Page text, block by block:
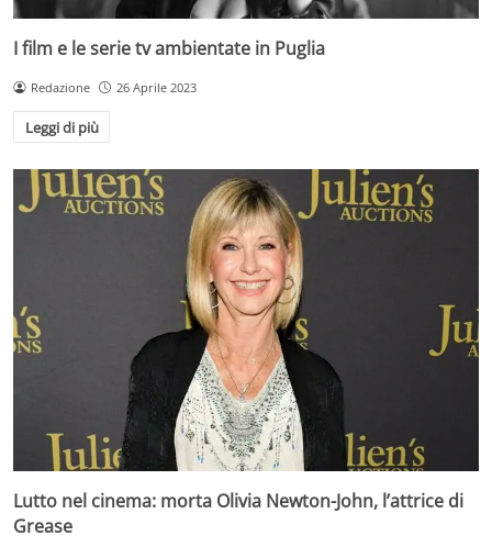
I film e le serie tv ambientate in Puglia
Redazione 26 Aprile 2023
Leggi di più
Lutto nel cinema: morta Olivia Newton-John, l’attrice di
Grease